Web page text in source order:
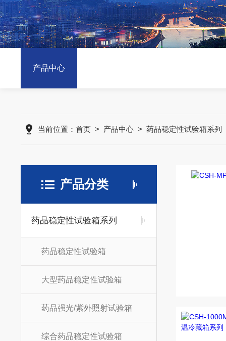
产品中心
当前位置： 首页> 产品中心> 药品稳定性试验箱系列
产品分类
药品稳定性试验箱系列
药品稳定性试验箱
大型药品稳定性试验箱
药品强光/紫外照射试验箱
综合药品稳定性试验箱